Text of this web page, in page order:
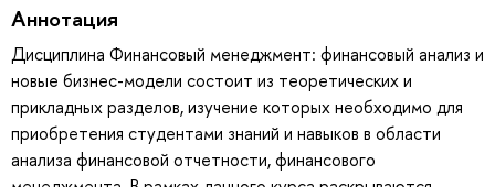
Аннотация
Дисциплина Финансовый менеджмент: финансовый анализ и
новые бизнес-модели состоит из теоретических и
прикладных разделов, изучение которых необходимо для
приобретения студентами знаний и навыков в области
анализа финансовой отчетности, финансового